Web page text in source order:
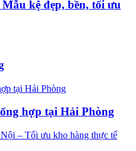
kệ đẹp, bền, tối ưu
hợp tại Hải Phòng